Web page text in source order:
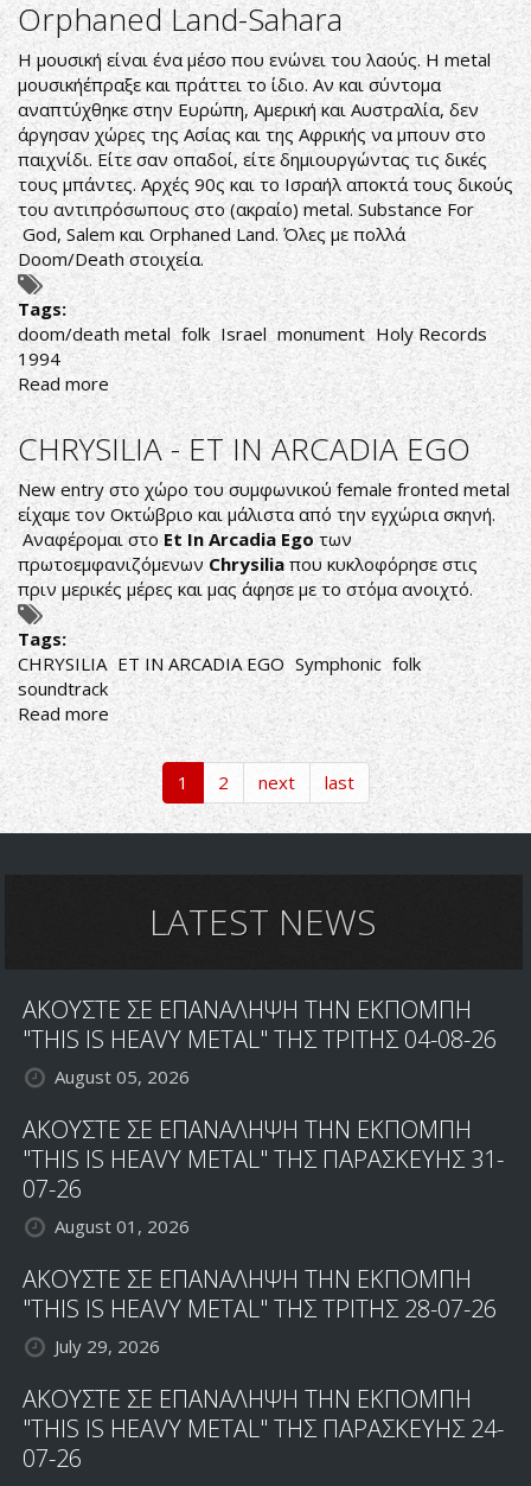
ΑΠΟ
ΤΟ
ELUVEITIE
&
FRIENDS
VII
SHOW
ΜΕ
ΤΟΥΣ
DARK
TRANQUILLITY,
HAGGARD
ΚΑΙ
DREAMSHADE
Orphaned Land-Sahara
Η μουσική είναι ένα μέσο που ενώνει του λαούς. Η metal
μουσικήέπραξε και πράττει το ίδιο. Αν και σύντομα
αναπτύχθηκε στην Ευρώπη, Αμερική και Αυστραλία, δεν
άργησαν χώρες της Ασίας και της Αφρικής να μπουν στο
παιχνίδι. Είτε σαν οπαδοί, είτε δημιουργώντας τις δικές
τους μπάντες. Αρχές 90ς και το Ισραήλ αποκτά τους δικούς
του αντιπρόσωπους στο (ακραίο) metal. Substance For
God, Salem και Orphaned Land. Όλες με πολλά
Doom/Death στοιχεία.
Tags:
doom/death metal folk Israel monument Holy Records
1994
Read more about
Orphaned
Land-
Sahara
CHRYSILIA - ET IN ARCADIA EGO
New entry στο χώρο του συμφωνικού female fronted metal
είχαμε τον Οκτώβριο και μάλιστα από την εγχώρια σκηνή.
Αναφέρομαι στοEt In Arcadia Egoτων
πρωτοεμφανιζόμενων Chrysilia που κυκλοφόρησε στις
πριν μερικές μέρες και μας άφησε με το στόμα ανοιχτό.
Tags:
CHRYSILIA ET IN ARCADIA EGO Symphonic folk
soundtrack
Read more about
CHRYSILIA
ET
IN
ARCADIA
1 2 next last
LATEST NEWS
ΑΚΟΥΣΤΕ ΣΕ ΕΠΑΝΑΛΗΨΗ ΤΗΝ ΕΚΠΟΜΠΗ
"THIS IS HEAVY METAL" ΤΗΣ ΤΡΙΤΗΣ 04-08-26
August 05, 2026
ΑΚΟΥΣΤΕ ΣΕ ΕΠΑΝΑΛΗΨΗ ΤΗΝ ΕΚΠΟΜΠΗ
"THIS IS HEAVY METAL" ΤΗΣ ΠΑΡΑΣΚΕΥΗΣ 31-
07-26
August 01, 2026
ΑΚΟΥΣΤΕ ΣΕ ΕΠΑΝΑΛΗΨΗ ΤΗΝ ΕΚΠΟΜΠΗ
"THIS IS HEAVY METAL" ΤΗΣ ΤΡΙΤΗΣ 28-07-26
July 29, 2026
ΑΚΟΥΣΤΕ ΣΕ ΕΠΑΝΑΛΗΨΗ ΤΗΝ ΕΚΠΟΜΠΗ
"THIS IS HEAVY METAL" ΤΗΣ ΠΑΡΑΣΚΕΥΗΣ 24-
07-26